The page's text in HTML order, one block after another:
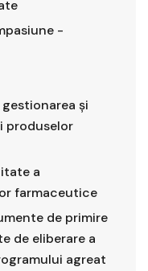
-
şi
produselor
a
farmaceutice
de primire
de eliberare a
agreat